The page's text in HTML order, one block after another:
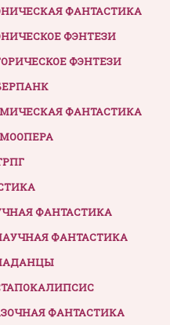
ФАНТАСТИКА
ФЭНТЕЗИ
ФЭНТЕЗИ
ФАНТАСТИКА
ФАНТАСТИКА
ФАНТАСТИКА
ФАНТАСТИКА